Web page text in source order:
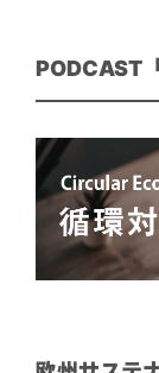
PODCAST